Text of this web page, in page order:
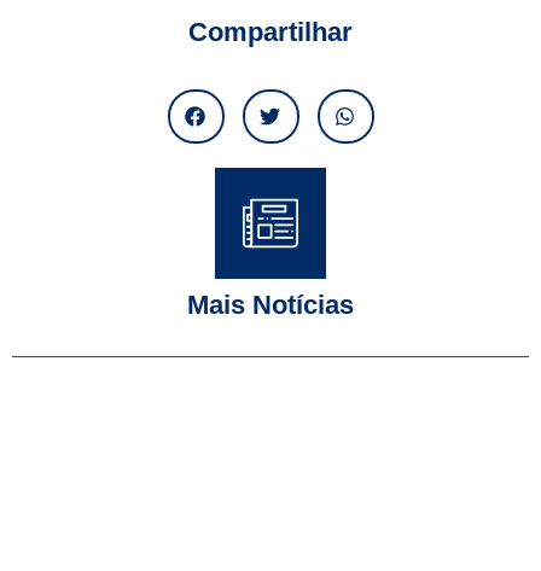
Compartilhar
Mais Notícias